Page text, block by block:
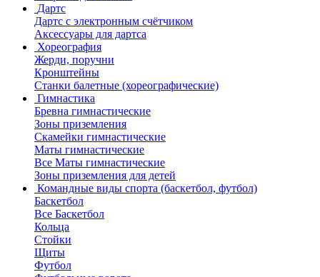
Дартс
Дартс с электронным счётчиком
Аксессуары для дартса
Хореография
Жерди, поручни
Кронштейны
Станки балетные (хореографические)
Гимнастика
Бревна гимнастические
Зоны приземления
Скамейки гимнастические
Маты гимнастические
Все Маты гимнастические
Зоны приземления для детей
Командные виды спорта (баскетбол, футбол)
Баскетбол
Все Баскетбол
Кольца
Стойки
Щиты
Футбол